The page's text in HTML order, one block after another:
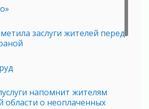
заслуги жителей перед
напомнит жителям
области о неоплаченных